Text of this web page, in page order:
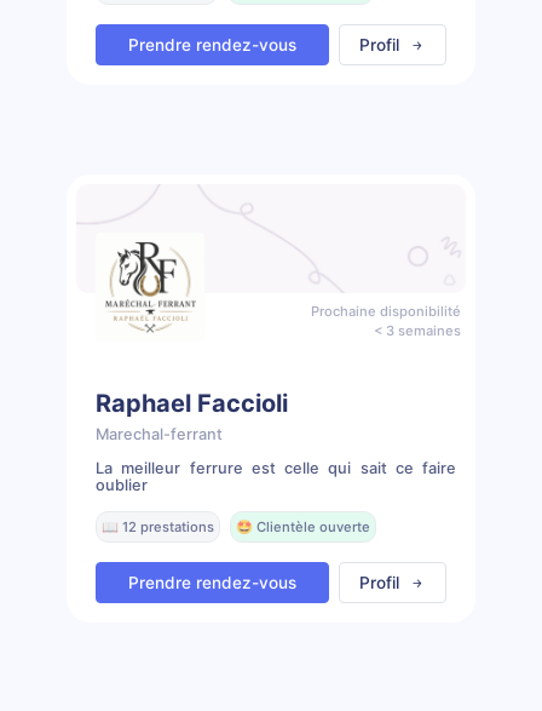
Prendre rendez-vous Profil
Prochaine disponibilité
< 3 semaines
Raphael Faccioli
Marechal-ferrant
La meilleur ferrure est celle qui sait ce faire
oublier
📖 12 prestations 🤩 Clientèle ouverte
Prendre rendez-vous Profil